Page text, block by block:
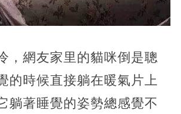
，網友家里的貓咪倒是聰
的時候直接躺在暖氣片上
躺著睡覺的姿勢總感覺不